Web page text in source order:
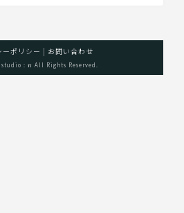
ーポリシー | お問い合わせ
studio : π All Rights Reserved.